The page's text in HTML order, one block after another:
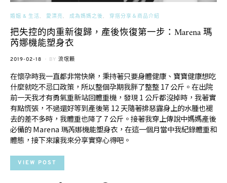
婚姻 & 生活 愛漂亮 成為媽媽之後 穿搭分享＆商品介紹
把失控的肉重新復歸，產後恢復第一步：Marena 瑪
芮娜機能塑身衣
POSTED
2019-02-18 BY 流氓顆
在懷孕時我一直都非常快樂，秉持著只要身體健康、寶寶健康想吃
什麼就吃不忌口政策，所以整個孕期我胖了整整 17 公斤。在出院
前一天我才有勇氣重新站回體重機，發現 1 公斤都沒掉時，我著實
有點慌張，不過還好等到產後第 12 天隨著排惡露身上的水腫也褪
去的差不多時，我體重也降了 7 公斤。接著我穿上傳說中媽媽產後
必備的 Marena 瑪芮娜機能塑身衣，在這一個月當中我紀錄體重和
體態，接下來讓我來分享實穿心得吧。
VIEW POST